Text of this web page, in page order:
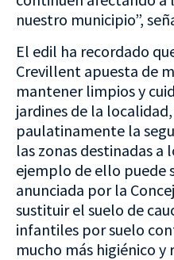
nuestro municipio”,
El edil ha recordado
Crevillent apuesta de
mantener limpios y
jardines de la
paulatinamente la
las zonas destinadas a
ejemplo de ello puede
anunciada por la
sustituir el suelo de
infantiles por suelo
mucho más higiénico y